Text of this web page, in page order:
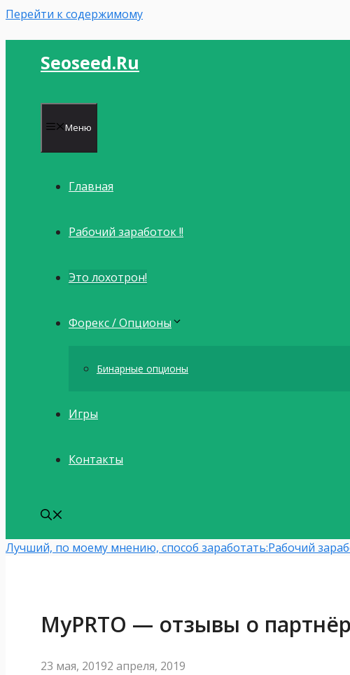
Перейти к содержимому
Seoseed.ru
Меню
Главная
Рабочий заработок !!
Это лохотрон!
Форекс / Опционы
Бинарные опционы
Игры
Контакты
Лучший, по моему мнению, способ заработать:Рабочий
MyPRTO — отзывы о
23 мая, 20192 апреля, 2019